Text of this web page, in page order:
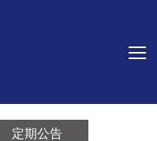
定期公告